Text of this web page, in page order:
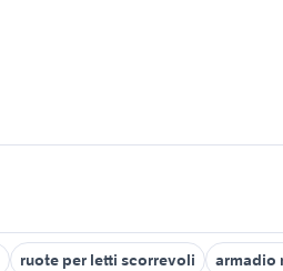
ruote per letti scorrevoli armadio